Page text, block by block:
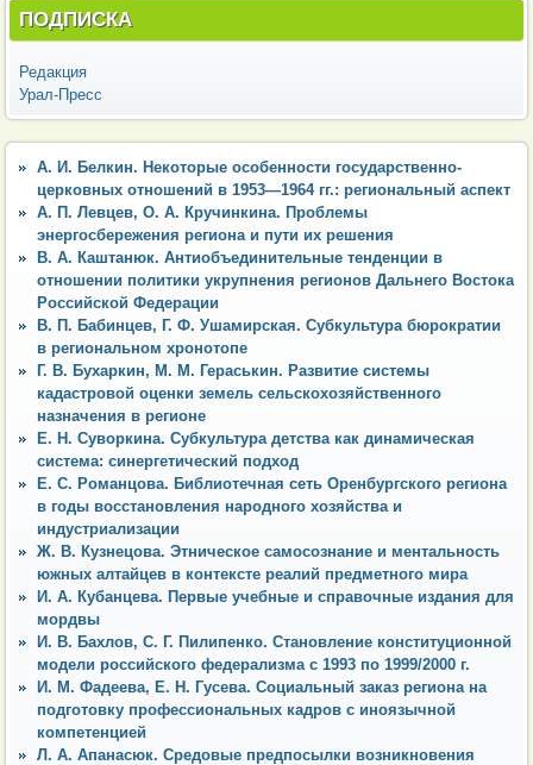
ПОДПИСКА
Редакция
Урал-Пресс
А. И. Белкин. Некоторые особенности государственно-
церковных отношений в 1953—1964 гг.: региональный аспект
А. П. Левцев, О. А. Кручинкина. Проблемы
энергосбережения региона и пути их решения
В. А. Каштанюк. Антиобъединительные тенденции в
отношении политики укрупнения регионов Дальнего Востока
Российской Федерации
В. П. Бабинцев, Г. Ф. Ушамирская. Субкультура бюрократии
в региональном хронотопе
Г. В. Бухаркин, М. М. Гераськин. Развитие системы
кадастровой оценки земель сельскохозяйственного
назначения в регионе
Е. Н. Суворкина. Субкультура детства как динамическая
система: синергетический подход
Е. С. Романцова. Библиотечная сеть Оренбургского региона
в годы восстановления народного хозяйства и
индустриализации
Ж. В. Кузнецова. Этническое самосознание и ментальность
южных алтайцев в контексте реалий предметного мира
И. А. Кубанцева. Первые учебные и справочные издания для
мордвы
И. В. Бахлов, С. Г. Пилипенко. Становление конституционной
модели российского федерализма с 1993 по 1999/2000 г.
И. М. Фадеева, Е. Н. Гусева. Социальный заказ региона на
подготовку профессиональных кадров с иноязычной
компетенцией
Л. А. Апанасюк. Средовые предпосылки возникновения